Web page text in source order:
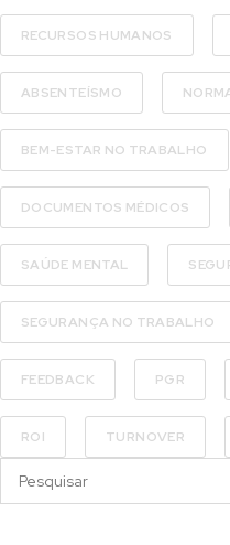
RECURSOS HUMANOS
ABSENTEÍSMO
BEM-ESTAR NO TRABALHO
DOCUMENTOS MÉDICOS
SAÚDE MENTAL
SEGURANÇA NO TRABALHO
FEEDBACK PGR
ROI TURNOVER